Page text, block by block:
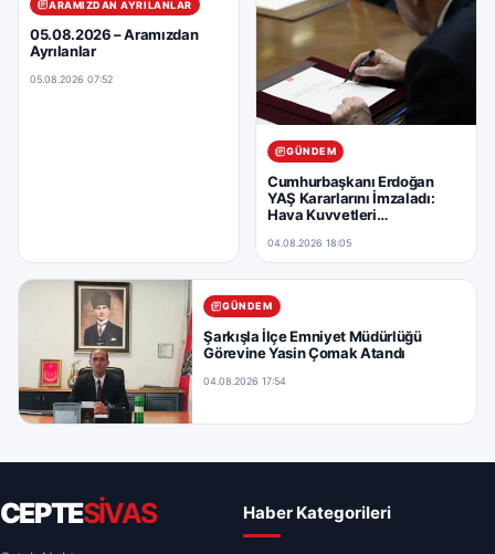
ARAMIZDAN AYRILANLAR
05.08.2026 – Aramızdan
Ayrılanlar
05.08.2026 07:52
GÜNDEM
Cumhurbaşkanı Erdoğan
YAŞ Kararlarını İmzaladı:
Hava Kuvvetleri
04.08.2026 18:05
GÜNDEM
Şarkışla İlçe Emniyet Müdürlüğü
Görevine Yasin Çomak Atandı
04.08.2026 17:54
CEPTESİVAS Haber Kategorileri